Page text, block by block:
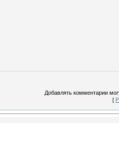
Добавлять комментарии
[